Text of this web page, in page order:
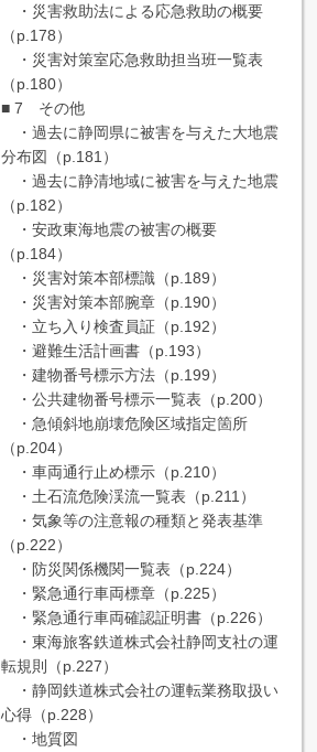
・災害救助法による応急救助の概要
（p.178）
・災害対策室応急救助担当班一覧表
（p.180）
■ 7 その他
・過去に静岡県に被害を与えた大地震
分布図（p.181）
・過去に静清地域に被害を与えた地震
（p.182）
・安政東海地震の被害の概要
（p.184）
・災害対策本部標識（p.189）
・災害対策本部腕章（p.190）
・立ち入り検査員証（p.192）
・避難生活計画書（p.193）
・建物番号標示方法（p.199）
・公共建物番号標示一覧表（p.200）
・急傾斜地崩壊危険区域指定箇所
（p.204）
・車両通行止め標示（p.210）
・土石流危険渓流一覧表（p.211）
・気象等の注意報の種類と発表基準
（p.222）
・防災関係機関一覧表（p.224）
・緊急通行車両標章（p.225）
・緊急通行車両確認証明書（p.226）
・東海旅客鉄道株式会社静岡支社の運
転規則（p.227）
・静岡鉄道株式会社の運転業務取扱い
心得（p.228）
・地質図